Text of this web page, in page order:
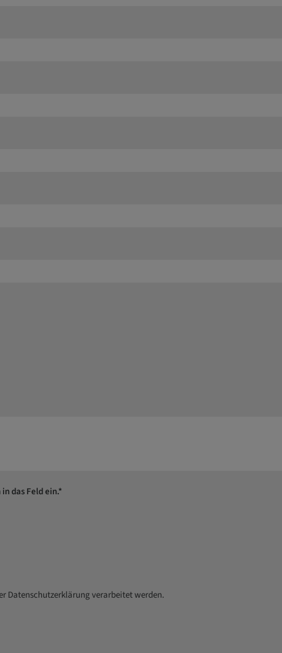
das Feld ein.*
Datenschutzerklärung verarbeitet werden.